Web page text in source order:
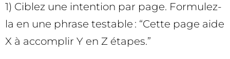
1) Ciblez une intention par page. Formulez-
la en une phrase testable : “Cette page aide
X à accomplir Y en Z étapes.”